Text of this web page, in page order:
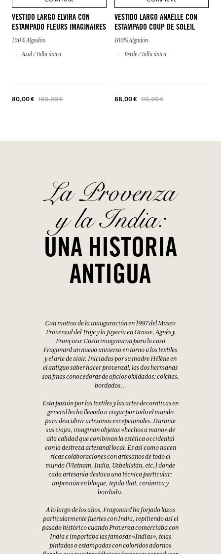
VESTIDO LARGO ELVIRA CON
ESTAMPADO FLEURS IMAGINAIRES
100% Algodón
Azul / Talla única
80,00 € 100,00 €
VESTIDO LARGO ANAËLLE CON
ESTAMPADO COUP DE SOLEIL
100% Algodón
Verde / Talla única
88,00 € 110,00 €
La Provenza
y la India:
UNA HISTORIA
ANTIGUA
Con motivo de la inauguración en 1997 del Museo
Provenzal del Traje y la Joyería en Grasse, Agnès y
Françoise Costa imaginaron para la casa
Fragonard un nuevo universo en torno a los textiles
y el arte de vivir. Iniciadas por su madre Hélène en
el antiguo saber hacer provenzal, las dos hermanas
son finas conocedoras de oficios olvidados: colchas,
bordados...
Esta pasión por los textiles y las artes decorativas en
general les ha llevado a viajar por todo el mundo
para descubrir artesanos excepcionales. Durante
sus viajes, imaginan objetos «hechos a mano» de
alta calidad que combinan la estética occidental
con la destreza artesanal local. Es así como nacen
ricas colaboraciones con artesanos de todo el
mundo (Vietnam, India, Uzbekistán, etc.) donde
cada artesanía destaca una técnica particular:
impresión en bloque, tejido ikat, cerámica y
bordado.
A lo largo de los años, Fragonard ha forjado lazos
particularmente fuertes con India, repitiendo así el
pasado histórico cuando Provenza comerciaba con
India e importaba las famosas «Indias», telas
pintadas o estampadas con coloridos adornos